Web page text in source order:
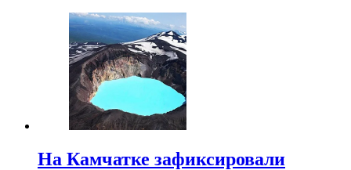
На Камчатке зафиксировали